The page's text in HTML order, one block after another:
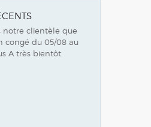
notre clientèle que
congé du 05/08 au
A très bientôt